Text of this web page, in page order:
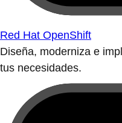
Red Hat OpenShift
Diseña, moderniza e
tus necesidades.